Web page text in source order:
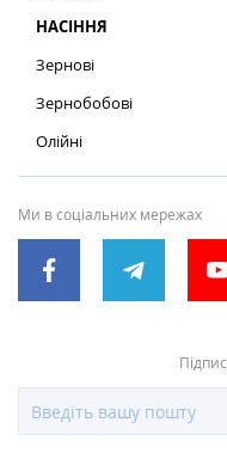
НАСІННЯ
Зернові
Зернобобові
Олійні
Ми в соціальних мережах